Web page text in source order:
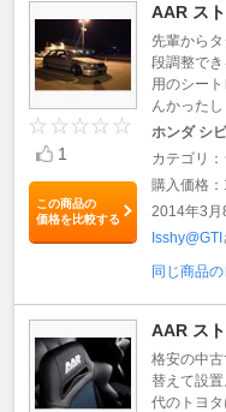
1
この商品の
価格を比較する
AAR ス
先輩から
段調整で
用のシー
んかったし
ホンダ シ
カテゴリ：
購入価格
2014年3月
Isshy@GTI
同じ商品
AAR ス
格安の中
替えて設
代のトヨ